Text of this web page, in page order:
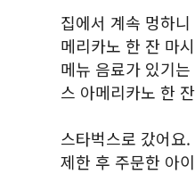
집에서 계속 멍하
메리카노 한 잔 마
메뉴 음료가 있기
스 아메리카노 한
스타벅스로 갔어요
제한 후 주문한 아